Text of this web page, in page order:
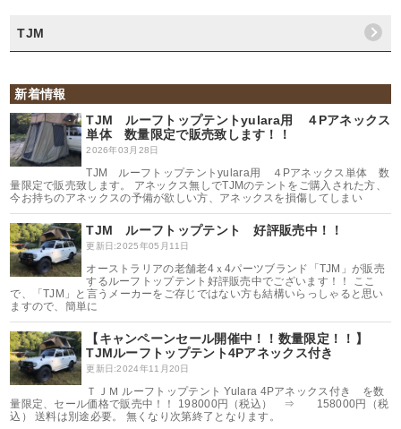
TJM
新着情報
TJM ルーフトップテントyulara用 ４Pアネックス
単体 数量限定で販売致します！！
2026年03月28日
TJM ルーフトップテントyulara用 ４Pアネックス単体 数
量限定で販売致します。 アネックス無しでTJMのテントをご購入された方、
今お持ちのアネックスの予備が欲しい方、アネックスを損傷してしまい
TJM ルーフトップテント 好評販売中！！
更新日:2025年05月11日
オーストラリアの老舗老4ｘ4パーツブランド「TJM」が販売
するルーフトップテント好評販売中でございます！！ ここ
で、「TJM」と言うメーカーをご存じではない方も結構いらっしゃると思い
ますので、簡単に
【キャンペーンセール開催中！！数量限定！！】
TJMルーフトップテント4Pアネックス付き
更新日:2024年11月20日
ＴＪＭ ルーフトップテント Yulara 4Pアネックス付き を数
量限定、セール価格で販売中！！ 198000円（税込） ⇒ 158000円（税
込） 送料は別途必要。 無くなり次第終了となります。